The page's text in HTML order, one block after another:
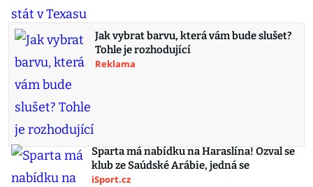
Jak vybrat barvu, která vám bude slušet?
Tohle je rozhodující
Reklama
Sparta má nabídku na Haraslína! Ozval se
klub ze Saúdské Arábie, jedná se
iSport.cz